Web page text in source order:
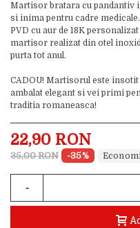
Martisor bratara cu pandantiv
si inima pentru cadre
PVD cu aur de 18K
martisor realizat din otel
purta tot anul.
CADOU! Martisorul este
ambalat elegant si vei primi
traditia romaneasca!
22,90 RON
35,00 RON -35%
-